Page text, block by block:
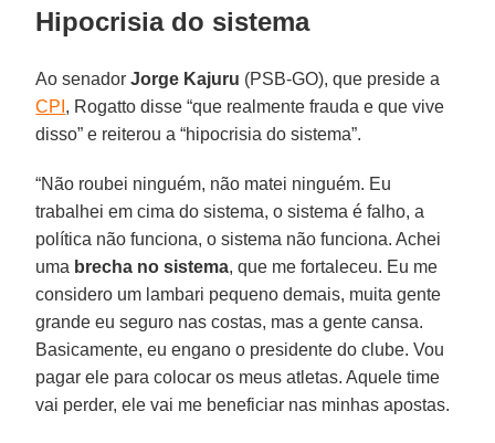
Hipocrisia do sistema
Ao senadorJorge Kajuru (PSB-GO), que preside a
CPI , Rogatto disse “que realmente frauda e que vive
disso” e reiterou a “hipocrisia do sistema”.
“Não roubei ninguém, não matei ninguém. Eu
trabalhei em cima do sistema, o sistema é falho, a
política não funciona, o sistema não funciona. Achei
uma brecha no sistema, que me fortaleceu. Eu me
considero um lambari pequeno demais, muita gente
grande eu seguro nas costas, mas a gente cansa.
Basicamente, eu engano o presidente do clube. Vou
pagar ele para colocar os meus atletas. Aquele time
vai perder, ele vai me beneficiar nas minhas apostas.